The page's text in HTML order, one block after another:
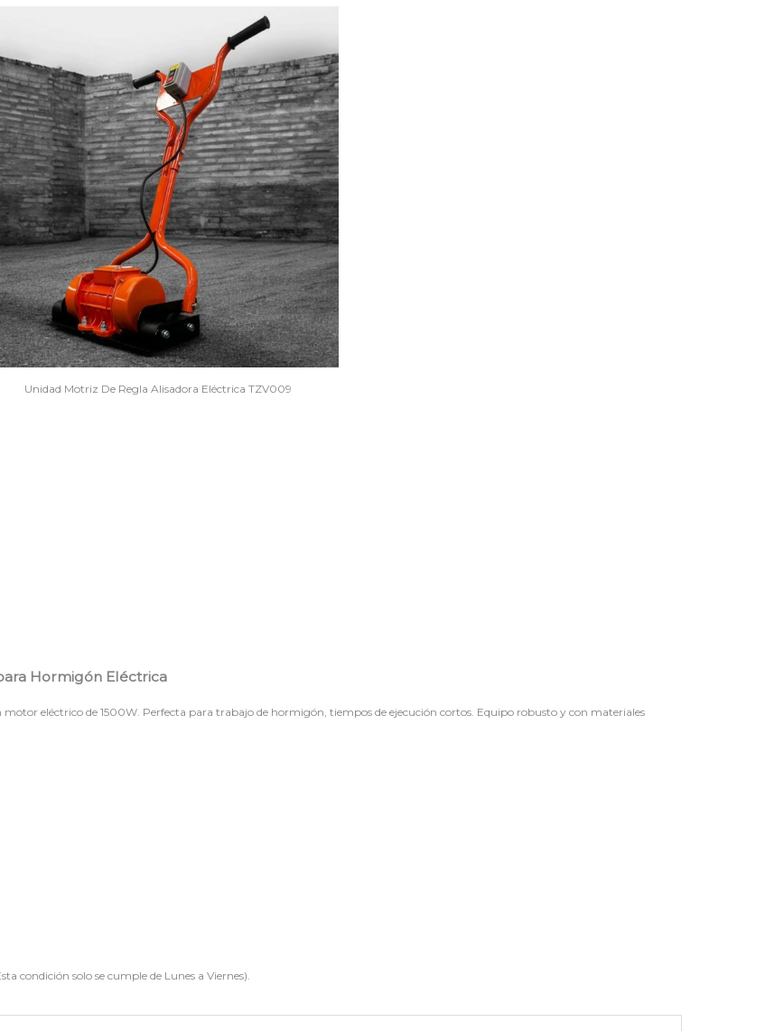
Unidad Motriz De Regla Alisadora Eléctrica TZV009
Hormigón Eléctrica
eléctrico de 1500W. Perfecta para trabajo de hormigón, tiempos de ejecución cortos. Equipo robusto y con materiales
condición solo se cumple de Lunes a Viernes).